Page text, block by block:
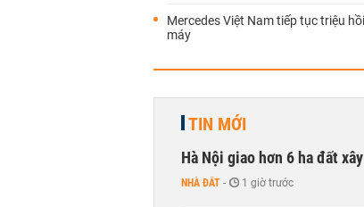
Mercedes Việt Nam tiếp tục triệu
máy
TIN MỚI
Hà Nội giao hơn 6 ha đất
NHÀ ĐẤT - 1 giờ trước